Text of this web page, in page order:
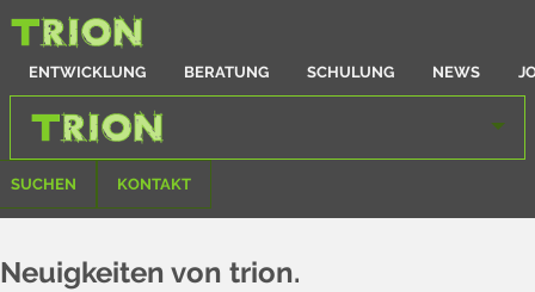
ENTWICKLUNG BERATUNG SCHULUNG NEWS
SUCHEN KONTAKT
Neuigkeiten von trion.